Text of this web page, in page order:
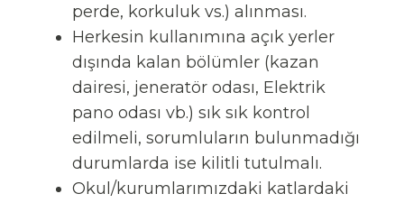
perde, korkuluk vs.) alınması.
Herkesin kullanımına açık yerler
dışında kalan bölümler (kazan
dairesi, jeneratör odası, Elektrik
pano odası vb.) sık sık kontrol
edilmeli, sorumluların bulunmadığı
durumlarda ise kilitli tutulmalı.
Okul/kurumlarımızdaki katlardaki